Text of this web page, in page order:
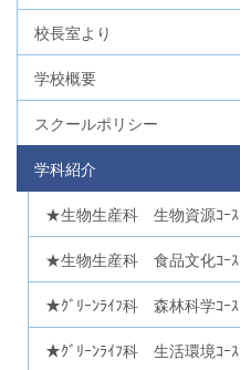
校長室より
学校概要
スクールポリシー
学科紹介
★生物生産科 生物資源ｺｰｽ
★生物生産科 食品文化ｺｰｽ
★ｸﾞﾘｰﾝﾗｲﾌ科 森林科学ｺｰｽ
★ｸﾞﾘｰﾝﾗｲﾌ科 生活環境ｺｰｽ